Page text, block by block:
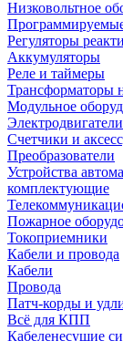
Низковольтное
Регуляторы
Аккумуляторы
Реле и таймеры
Трансформаторы
Модульное
Электродвигатели
Счетчики и
Преобразователи
Устройства
комплектующие
Пожарное
Токоприемники
Кабели и провода
Кабели
Провода
Патч-корды и
Всё для КПП
Кабеленесущие